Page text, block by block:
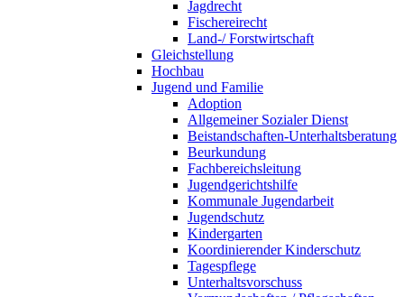
Jagdrecht
Fischereirecht
Land-/ Forstwirtschaft
Gleichstellung
Hochbau
Jugend und Familie
Adoption
Allgemeiner Sozialer Dienst
Beistandschaften-Unterhaltsberatung
Beurkundung
Fachbereichsleitung
Jugendgerichtshilfe
Kommunale Jugendarbeit
Jugendschutz
Kindergarten
Koordinierender Kinderschutz
Tagespflege
Unterhaltsvorschuss